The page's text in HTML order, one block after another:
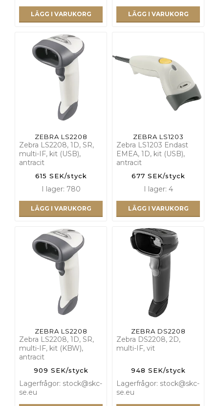
LÄGG I VARUKORG LÄGG I VARUKORG
ZEBRA LS2208
Zebra LS2208, 1D, SR,
multi-IF, kit (USB),
antracit
615 SEK/styck
I lager: 780
LÄGG I VARUKORG
ZEBRA LS1203
Zebra LS1203 Endast
EMEA, 1D, kit (USB),
antracit
677 SEK/styck
I lager: 4
LÄGG I VARUKORG
ZEBRA LS2208
Zebra LS2208, 1D, SR,
multi-IF, kit (KBW),
antracit
909 SEK/styck
Lagerfrågor: stock@skc-
se.eu
ZEBRA DS2208
Zebra DS2208, 2D,
multi-IF, vit
948 SEK/styck
Lagerfrågor: stock@skc-
se.eu